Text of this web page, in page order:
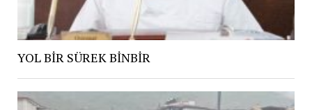
YOL BİR SÜREK BİNBİR